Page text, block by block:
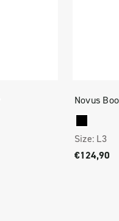
Novus
Size: L3
€124,90